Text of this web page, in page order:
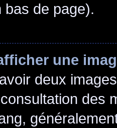
bas de page).
une
deux
des